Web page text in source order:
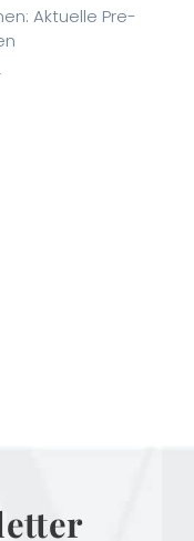
Aktuelle Pre-